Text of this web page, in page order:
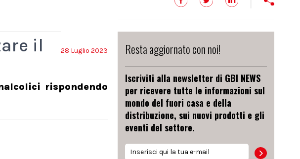
28 Luglio 2023
il
rispondendo
Resta aggiornato con noi!
Iscriviti alla newsletter di GBI NEWS
per ricevere tutte le informazioni sul
mondo del fuori casa e della
distribuzione, sui nuovi prodotti e gli
eventi del settore.